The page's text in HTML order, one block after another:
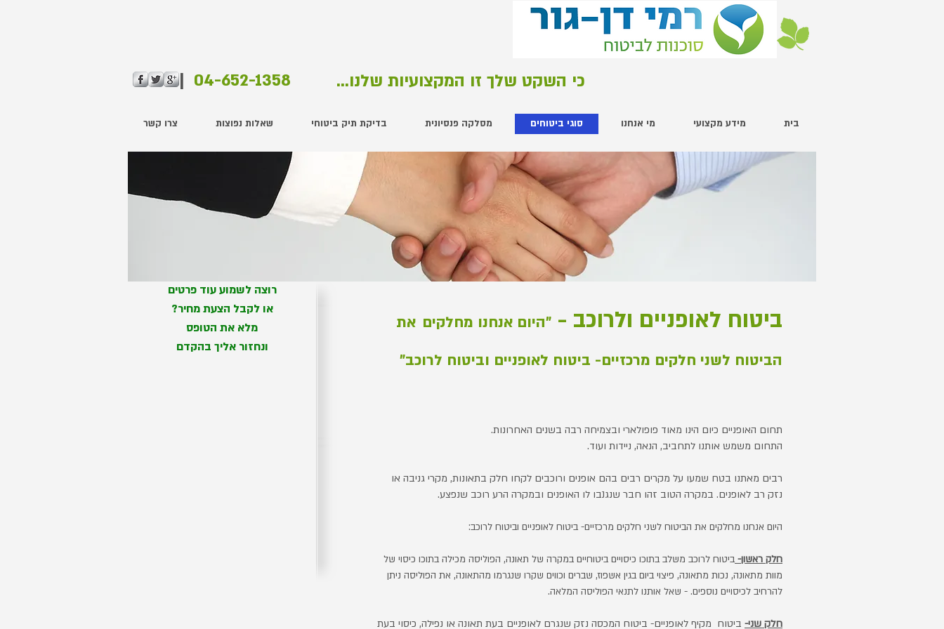
04-652-1358
| כי השקט שלך זו המקצועיות שלנו...
צרו קשר שאלות נפוצות בדיקת תיק ביטוחי מסלקה פנסיונית סוגי ביטוחים מי אנחנו מידע מקצועי בית
תחום האופניים כיום הינו מאוד פופולארי ובצמיחה רבה בשנים האחרונות.
התחום משמש אותנו לתחביב, הנאה, ניידות ועוד.
רבים מאתנו בטח שמעו על מקרים רבים בהם אופנים ורוכבים לקחו חלק בתאונות, מקרי גניבה או
נזק רב לאופנים. במקרה הטוב זהו חבר שנגנבו לו האופנים ובמקרה הרע רוכב שנפצע.
היום אנחנו מחלקים את הביטוח לשני חלקים מרכזיים- ביטוח לאופניים וביטוח לרוכב:
חלק ראשון- ביטוח לרוכב משלב בתוכו כיסויים ביטוחיים במקרה של תאונה, הפוליסה מכילה בתוכו כיסוי של
מוות מתאונה, נכות מתאונה, פיצוי ביום בגין אשפוז, שברים וכווים שקרו שנגרמו מהתאונה, את הפוליסה ניתן
להרחיב לכיסויים נוספים. - שאל אותנו לתנאי הפוליסה המלאה.
חלק שני- ביטוח מקיף לאופניים- ביטוח המכסה נזק שנגרם לאופניים בעת תאונה או נפילה, כיסוי בעת
ביטוח לאופניים ולרוכב - "היום אנחנו מחלקים את
הביטוח לשני חלקים מרכזיים- ביטוח לאופניים וביטוח לרוכב"
רוצה לשמוע עוד פרטים
או לקבל הצעת מחיר?
מלא את הטופס
ונחזור אליך בהקדם